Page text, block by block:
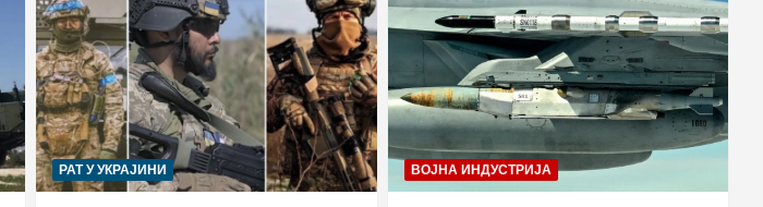
РАТ У УКРАЈИНИ ВОЈНА ИНДУСТРИЈА